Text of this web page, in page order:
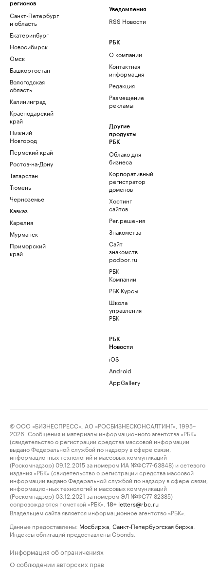
регионов
Санкт-Петербург
и область
Екатеринбург
Новосибирск
Омск
Башкортостан
Вологодская
область
Калининград
Краснодарский
край
Нижний
Новгород
Пермский край
Ростов-на-Дону
Татарстан
Тюмень
Черноземье
Кавказ
Карелия
Мурманск
Приморский
край
Уведомления
RSS Новости
РБК
О компании
Контактная
информация
Редакция
Размещение
рекламы
Другие
продукты
РБК
Облако для
бизнеса
Корпоративный
регистратор
доменов
Хостинг
сайтов
Рег.решения
Знакомства
Сайт
знакомств
podbor.ru
РБК
Компании
РБК Курсы
Школа
управления
РБК
РБК
Новости
iOS
Android
AppGallery
© ООО «БИЗНЕСПРЕСС», АО «РОСБИЗНЕСКОНСАЛТИНГ», 1995–
2026. Сообщения и материалы информационного агентства «РБК»
(свидетельство о регистрации средства массовой информации
выдано Федеральной службой по надзору в сфере связи,
информационных технологий и массовых коммуникаций
(Роскомнадзор) 09.12.2015 за номером ИА №ФС77-63848) и сетевого
издания «РБК» (свидетельство о регистрации средства массовой
информации выдано Федеральной службой по надзору в сфере связи,
информационных технологий и массовых коммуникаций
(Роскомнадзор) 03.12.2021 за номером ЭЛ №ФС77-82385)
сопровождаются пометкой «РБК».
18+ letters@rbc.ru
Владельцем сайта является информационное агентство «РБК».
Данные предоставлены: Мосбиржа Санкт-Петербургская биржа
Индексы облигаций предоставлены Cbonds.
Информация об ограничениях
О соблюдении авторских прав